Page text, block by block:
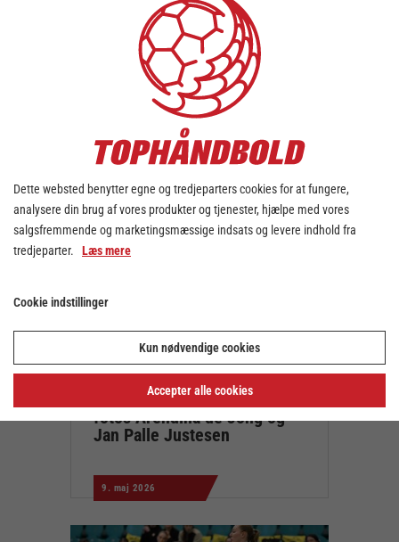
Vi udvider vores netværk
med et nyt padelnetværk
28. jul. 2026
Slut med denne sæson efter
lørdagens kamp i Viborg -
fotos Arendina de Jong og
Jan Palle Justesen
9. maj 2026
Dette websted benytter egne og tredjeparters cookies for at fungere,
analysere din brug af vores produkter og tjenester, hjælpe med vores
salgsfremmende og marketingsmæssige indsats og levere indhold fra
tredjeparter. Læs mere
Cookie indstillinger
Kun nødvendige cookies
Accepter alle cookies